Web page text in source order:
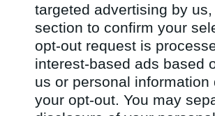
targeted advertising by
section to confirm your
opt-out request is
interest-based ads based
us or personal
your opt-out. You may
Antal inlägg:
11505
Antal inlägg: